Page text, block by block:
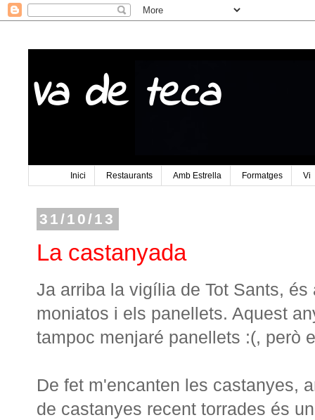
Va de teca
Inici Restaurants Amb Estrella Formatges Vi
31/10/13
La castanyada
Ja arriba la vigília de Tot Sants,
moniatos i els panellets. Aquest
tampoc menjaré panellets :(, però
De fet m'encanten les castanyes,
de castanyes recent torrades és